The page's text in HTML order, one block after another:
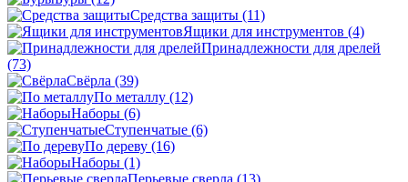
Средства защиты (11)
Ящики для инструментов (4)
Принадлежности для дрелей
(73)
Свёрла (39)
По металлу (12)
Наборы (6)
Ступенчатые (6)
По дереву (16)
Наборы (1)